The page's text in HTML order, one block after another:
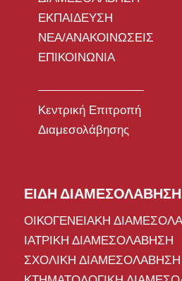
ΕΚΠΑΙΔΕΥΣΗ
ΝΕΑ/ΑΝΑΚΟΙΝΩΣΕΙΣ
ΕΠΙΚΟΙΝΩΝΙΑ
Κεντρική Επιτροπή
Διαμεσολάβησης
ΕΙΔΗ
ΟΙΚΟΓΕΝΕΙΑΚΗ
ΙΑΤΡΙΚΗ ΔΙΑΜΕΣΟΛΑΒΗΣΗ
ΣΧΟΛΙΚΗ ΔΙΑΜΕΣΟΛΑΒΗΣΗ